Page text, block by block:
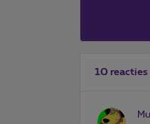
10 reacties